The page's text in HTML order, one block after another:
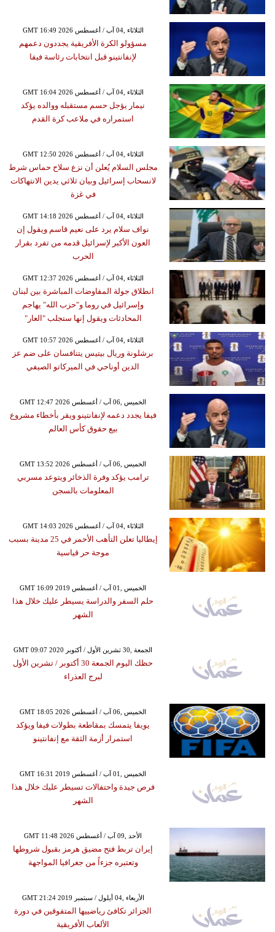
GMT 16:49 2026 الثلاثاء ,04 آب / أغسطس
مسؤولو الكرة الأفريقية يجددون دعمهم
لإنفانتينو قبل انتخابات رئاسة فيفا
GMT 16:04 2026 الثلاثاء ,04 آب / أغسطس
نيمار يؤجل حسم مستقبله ووالده يؤكد
استمراره في ملاعب كرة القدم
GMT 12:50 2026 الثلاثاء ,04 آب / أغسطس
مجلس السلام يُعلن أن نزع سلاح حماس شرط
لانسحاب إسرائيل وبيان ثلاثي يدين الانتهاكات
في غزة
GMT 14:18 2026 الثلاثاء ,04 آب / أغسطس
نواف سلام يرد على نعيم قاسم ويقول إن
العون الأكبر لإسرائيل قدمه من تفرد بقرار
الحرب
GMT 12:37 2026 الثلاثاء ,04 آب / أغسطس
انطلاق جولة المفاوضات المباشرة بين لبنان
وإسرائيل في روما و"حزب الله" يهاجم
المحادثات ويقول إنها ستجلب "العار"
GMT 10:57 2026 الثلاثاء ,04 آب / أغسطس
برشلونة وريال بيتيس يتنافسان على ضم عز
الدين أوناحي في الميركاتو الصيفي
GMT 12:47 2026 الخميس ,06 آب / أغسطس
فيفا يجدد دعمه لإنفانتينو ويقر بأخطاء مشروع
بيع حقوق كأس العالم
GMT 13:52 2026 الخميس ,06 آب / أغسطس
ترامب يؤكد وفرة الذخائر ويتوعد مسربي
المعلومات بالسجن
GMT 14:03 2026 الثلاثاء ,04 آب / أغسطس
إيطاليا تعلن التأهب الأحمر في 25 مدينة بسبب
موجة حر قياسية
GMT 16:09 2019 الخميس ,01 آب / أغسطس
حلم السفر والدراسة يسيطر عليك خلال هذا
الشهر
GMT 09:07 2020 الجمعة ,30 تشرين الأول / أكتوبر
حظك اليوم الجمعة 30 أكتوبر / تشرين الأول
لبرج العذراء
GMT 18:05 2026 الخميس ,06 آب / أغسطس
يويفا يتمسك بمقاطعة بطولات فيفا ويؤكد
استمرار أزمة الثقة مع إنفانتينو
GMT 16:31 2019 الخميس ,01 آب / أغسطس
فرص جيدة واحتفالات تسيطر عليك خلال هذا
الشهر
GMT 11:48 2026 الأحد ,09 آب / أغسطس
إيران تربط فتح مضيق هرمز بقبول شروطها
وتعتبره جزءاً من جغرافيا المواجهة
GMT 21:24 2019 الأربعاء ,04 أيلول / سبتمبر
الجزائر تكافئ رياضييها المتفوقين في دورة
الألعاب الأفريقية